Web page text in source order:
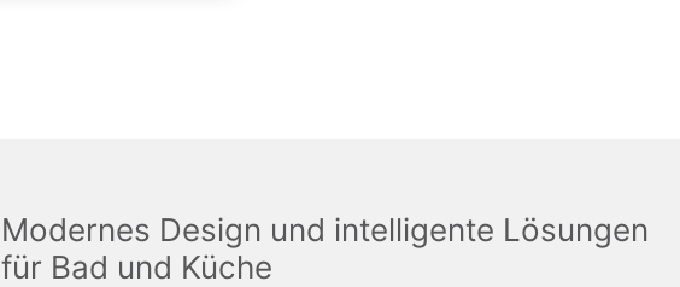
Modernes Design und intelligente Lösungen
für Bad und Küche